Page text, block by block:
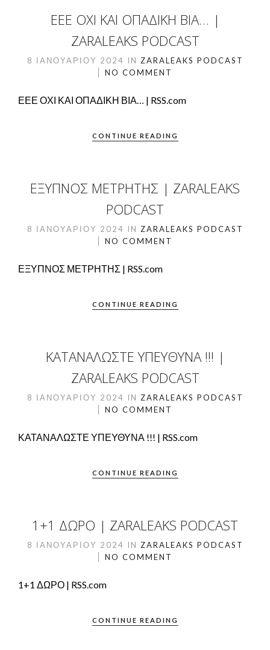
ΕΕΕ ΟΧΙ ΚΑΙ ΟΠΑΔΙΚΗ ΒΙΑ… |
ZARALEAKS PODCAST
8 ΙΑΝΟΥΑΡΊΟΥ 2024 IN ZARALEAKS PODCAST
NO COMMENT
ΕΕΕ ΟΧΙ ΚΑΙ ΟΠΑΔΙΚΗ ΒΙΑ… | RSS.com
CONTINUE READING
ΕΞΥΠΝΟΣ ΜΕΤΡΗΤΗΣ | ZARALEAKS
PODCAST
8 ΙΑΝΟΥΑΡΊΟΥ 2024 IN ZARALEAKS PODCAST
NO COMMENT
ΕΞΥΠΝΟΣ ΜΕΤΡΗΤΗΣ | RSS.com
CONTINUE READING
ΚΑΤΑΝΑΛΩΣΤΕ ΥΠΕΥΘΥΝΑ !!! |
ZARALEAKS PODCAST
8 ΙΑΝΟΥΑΡΊΟΥ 2024 IN ZARALEAKS PODCAST
NO COMMENT
ΚΑΤΑΝΑΛΩΣΤΕ ΥΠΕΥΘΥΝΑ !!! | RSS.com
CONTINUE READING
1+1 ΔΏΡΟ | ZARALEAKS PODCAST
8 ΙΑΝΟΥΑΡΊΟΥ 2024 IN ZARALEAKS PODCAST
NO COMMENT
1+1 ΔΩΡΟ | RSS.com
CONTINUE READING